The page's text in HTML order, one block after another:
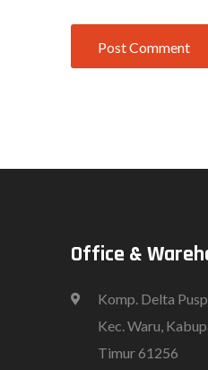
Office &
Komp. Delta
Kec. Waru,
Timur 61256